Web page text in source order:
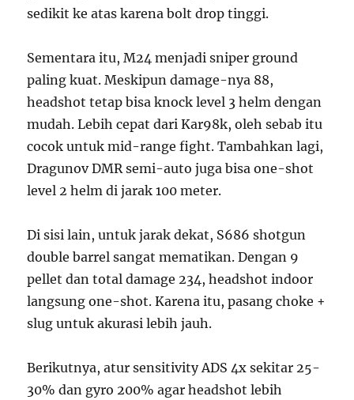
sedikit ke atas karena bolt drop tinggi.
Sementara itu, M24 menjadi sniper ground
paling kuat. Meskipun damage-nya 88,
headshot tetap bisa knock level 3 helm dengan
mudah. Lebih cepat dari Kar98k, oleh sebab itu
cocok untuk mid-range fight. Tambahkan lagi,
Dragunov DMR semi-auto juga bisa one-shot
level 2 helm di jarak 100 meter.
Di sisi lain, untuk jarak dekat, S686 shotgun
double barrel sangat mematikan. Dengan 9
pellet dan total damage 234, headshot indoor
langsung one-shot. Karena itu, pasang choke +
slug untuk akurasi lebih jauh.
Berikutnya, atur sensitivity ADS 4x sekitar 25-
30% dan gyro 200% agar headshot lebih